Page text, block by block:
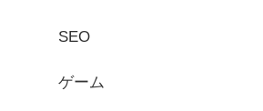
SEO
ゲーム